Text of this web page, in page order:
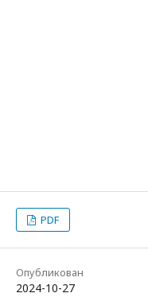
PDF
Опубликован
2024-10-27